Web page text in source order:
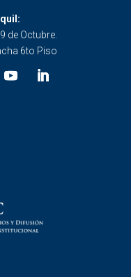
de Octubre.
6to Piso